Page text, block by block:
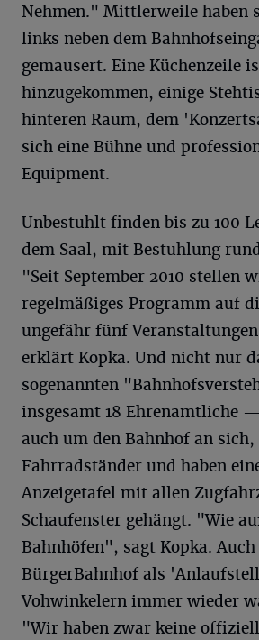
Nehmen." Mittlerweile haben
links neben dem
gemausert. Eine Küchenzeile
hinzugekommen, einige
hinteren Raum, dem
sich eine Bühne und
Equipment.
Unbestuhlt finden bis zu 100
dem Saal, mit Bestuhlung
"Seit September 2010 stellen
regelmäßiges Programm auf
ungefähr fünf
erklärt Kopka. Und nicht nur
sogenannten
insgesamt 18 Ehrenamtliche
auch um den Bahnhof an
Fahrradständer und haben
Anzeigetafel mit allen
Schaufenster gehängt. "Wie
Bahnhöfen", sagt Kopka.
BürgerBahnhof als
Vohwinkelern immer wieder
"Wir haben zwar keine